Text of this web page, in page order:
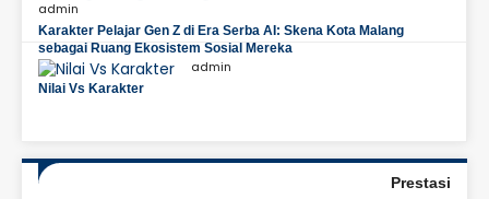
admin
Karakter Pelajar Gen Z di Era Serba AI: Skena Kota Malang
sebagai Ruang Ekosistem Sosial Mereka
admin
Nilai Vs Karakter
Prestasi